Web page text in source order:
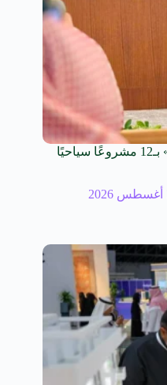
غرفة القصيم تختتم «هاكثون القصيم» بـ12 مشروعًا سياحيًا